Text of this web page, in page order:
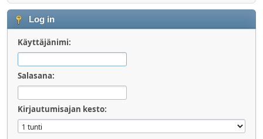
Log in
Käyttäjänimi:
Salasana:
Kirjautumisajan kesto: